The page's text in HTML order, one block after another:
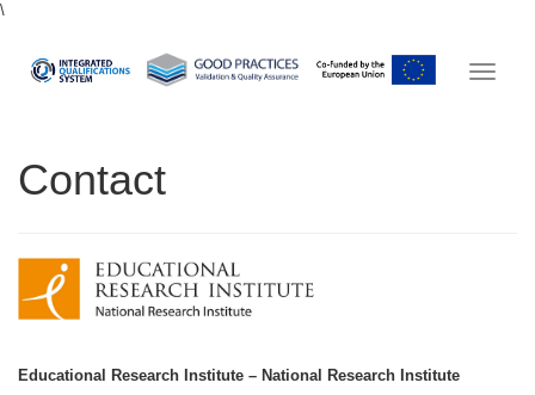
\
Toggle
Contact
Educational Research Institute – National Research Institute